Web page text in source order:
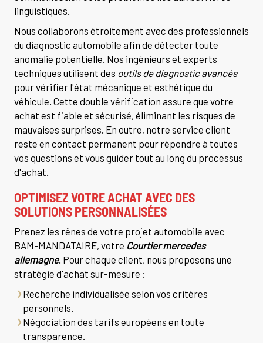
linguistiques.
Nous collaborons étroitement avec des professionnels
du diagnostic automobile afin de détecter toute
anomalie potentielle. Nos ingénieurs et experts
techniques utilisent des outils de diagnostic avancés
pour vérifier l'état mécanique et esthétique du
véhicule. Cette double vérification assure que votre
achat est fiable et sécurisé, éliminant les risques de
mauvaises surprises. En outre, notre service client
reste en contact permanent pour répondre à toutes
vos questions et vous guider tout au long du processus
d'achat.
OPTIMISEZ VOTRE ACHAT AVEC DES
SOLUTIONS PERSONNALISÉES
Prenez les rênes de votre projet automobile avec
BAM-MANDATAIRE, votre Courtier mercedes
allemagne. Pour chaque client, nous proposons une
stratégie d'achat sur-mesure :
Recherche individualisée selon vos critères
personnels.
Négociation des tarifs européens en toute
transparence.